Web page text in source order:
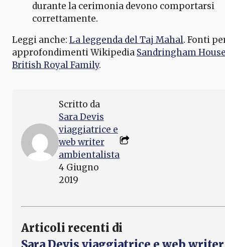
durante la cerimonia devono comportarsi
correttamente.
Leggi anche: La leggenda del Taj Mahal. Fonti
approfondimenti Wikipedia Sandringham
British Royal Family.
Scritto da
Sara Devis
viaggiatrice e
web writer
ambientalista
4 Giugno
2019
Articoli recenti di